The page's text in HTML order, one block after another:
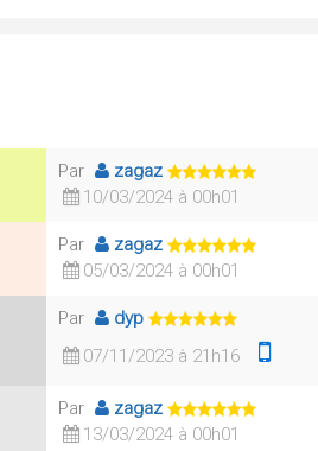
Par
zagaz
10/03/2024 à 00h01
Par
zagaz
05/03/2024 à 00h01
Par
dyp
07/11/2023 à 21h16
Par
zagaz
13/03/2024 à 00h01